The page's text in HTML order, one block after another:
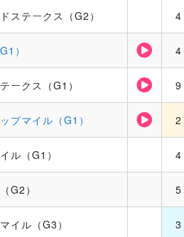
ステークス（G2） 4
） 4
ークス（G1） 9
プマイル（G1） 2
ル（G1） 4
G2） 5
イル（G3） 3